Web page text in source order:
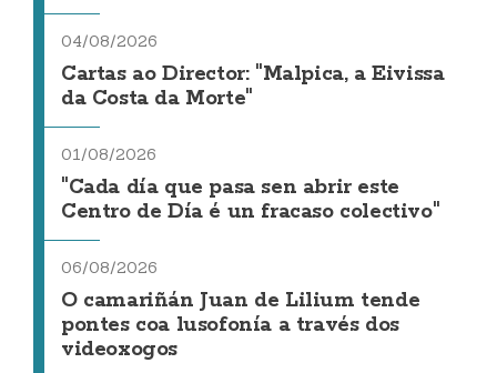
04/08/2026
Cartas ao Director: "Malpica, a Eivissa
da Costa da Morte"
01/08/2026
"Cada día que pasa sen abrir este
Centro de Día é un fracaso colectivo"
06/08/2026
O camariñán Juan de Lilium tende
pontes coa lusofonía a través dos
videoxogos